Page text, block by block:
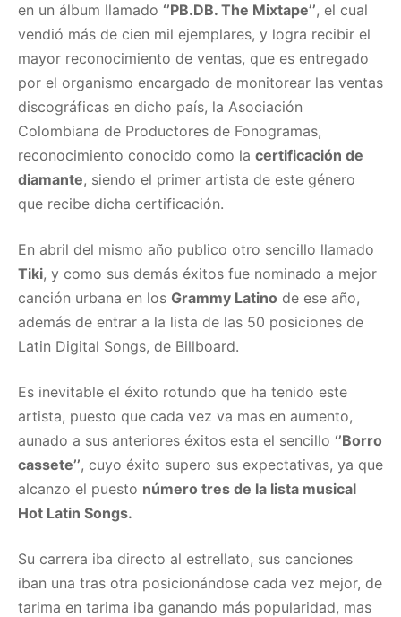
en un álbum llamado ‘’PB.DB. The Mixtape’’, el cual
vendió más de cien mil ejemplares, y logra recibir el
mayor reconocimiento de ventas, que es entregado
por el organismo encargado de monitorear las ventas
discográficas en dicho país, la Asociación
Colombiana de Productores de Fonogramas,
reconocimiento conocido como la certificación de
diamante, siendo el primer artista de este género
que recibe dicha certificación.
En abril del mismo año publico otro sencillo llamado
Tiki, y como sus demás éxitos fue nominado a mejor
canción urbana en los Grammy Latino de ese año,
además de entrar a la lista de las 50 posiciones de
Latin Digital Songs, de Billboard.
Es inevitable el éxito rotundo que ha tenido este
artista, puesto que cada vez va mas en aumento,
aunado a sus anteriores éxitos esta el sencillo ‘’Borro
cassete’’, cuyo éxito supero sus expectativas, ya que
alcanzo el puesto número tres de la lista musical
Hot Latin Songs.
Su carrera iba directo al estrellato, sus canciones
iban una tras otra posicionándose cada vez mejor, de
tarima en tarima iba ganando más popularidad, mas